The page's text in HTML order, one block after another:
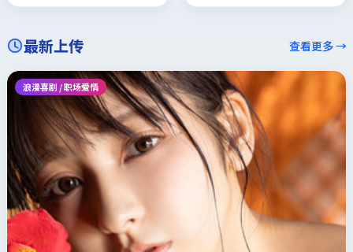
最新上传 查看更多 →
浪漫喜剧 / 职场爱情